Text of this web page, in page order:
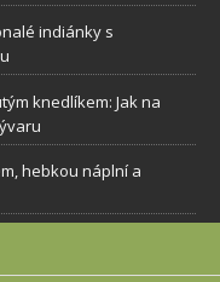
indiánky s
knedlíkem: Jak na
hebkou náplní a